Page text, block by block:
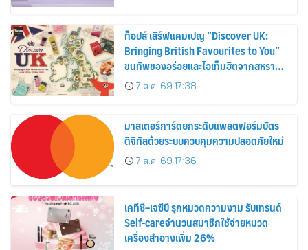
ท็อปส์ เสิร์ฟแคมเปญ “Discover UK:
Bringing British Favourites to You”
ขนทัพของอร่อยและไอเท็มฮิตจากสหราช
อาณาจักร ส่งตรงถึงมือตั้งแต่วันนี้ – 18
สิงหาคมนี้
7 ส.ค. 69 17:38
มาสเตอร์การ์ดยกระดับแพลตฟอร์มบัตร
ดิจิทัลด้วยระบบควบคุมความปลอดภัยใหม่
7 ส.ค. 69 17:36
เคทีซี–เจซีบี รุกหมวดความงาม รับเทรนด์
Self-careจำนวนสมาชิกใช้จ่ายหมวด
เครื่องสำอางเพิ่ม 26%